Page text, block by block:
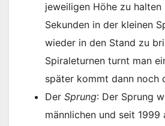
jeweiligen Höhe zu
Sekunden in der kleinen
wieder in den Stand zu
Spiraleturnen turnt man
später kommt dann noch
Der Sprung: Der Sprung
männlichen und seit 1999